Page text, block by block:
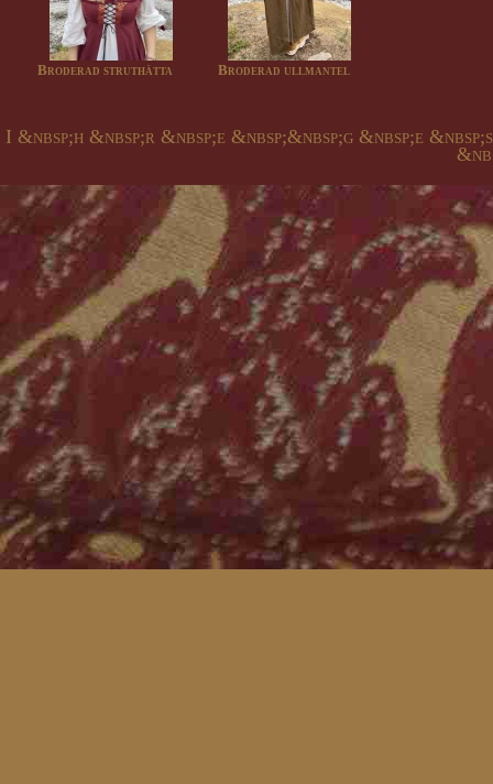
Broderad struthätta Broderad ullmantel
I &nbsp;h &nbsp;r &nbsp;e &nbsp;&nbsp;g &nbsp;e